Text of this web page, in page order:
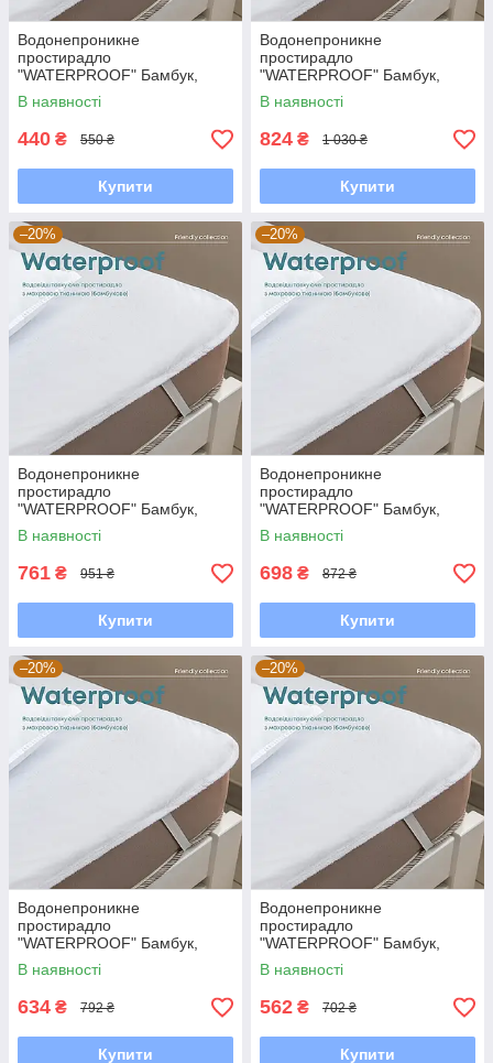
Водонепроникне
простирадло
"WATERPROOF" Бамбук,
80x200
В наявності
440 ₴ 550 ₴
Купити
Водонепроникне
простирадло
"WATERPROOF" Бамбук,
200x200
В наявності
824 ₴ 1 030 ₴
Купити
–20%
Водонепроникне
простирадло
"WATERPROOF" Бамбук,
180x200
В наявності
761 ₴ 951 ₴
Купити
–20%
Водонепроникне
простирадло
"WATERPROOF" Бамбук,
160x200
В наявності
698 ₴ 872 ₴
Купити
–20%
Водонепроникне
простирадло
"WATERPROOF" Бамбук,
140x200
В наявності
634 ₴ 792 ₴
Купити
–20%
Водонепроникне
простирадло
"WATERPROOF" Бамбук,
120x200
В наявності
562 ₴ 702 ₴
Купити